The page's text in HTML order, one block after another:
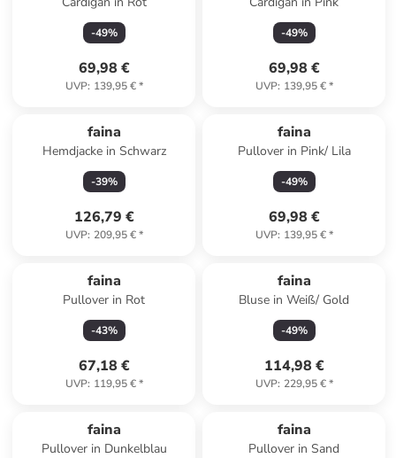
-49%
69,98 €
UVP: 139,95 €*
-49%
69,98 €
UVP: 139,95 €*
faina
Hemdjacke in Schwarz
-39%
126,79 €
UVP: 209,95 €*
faina
Pullover in Pink/ Lila
-49%
69,98 €
UVP: 139,95 €*
faina
Pullover in Rot
-43%
67,18 €
UVP: 119,95 €*
faina
Bluse in Weiß/ Gold
-49%
114,98 €
UVP: 229,95 €*
faina
Pullover in Dunkelblau
faina
Pullover in Sand